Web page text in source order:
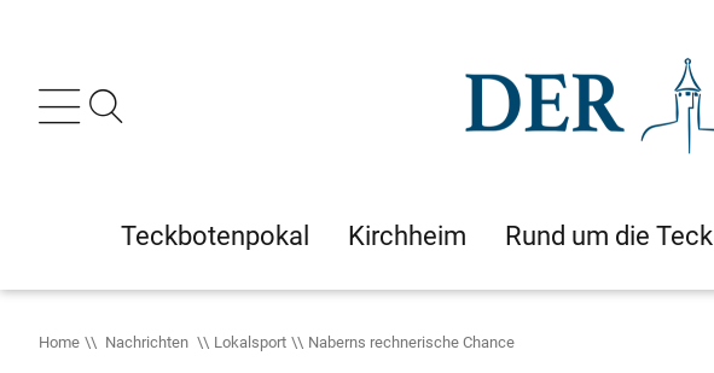
Teckbotenpokal Kirchheim Rund um die Teck
Home Nachrichten Lokalsport Naberns rechnerische Chance